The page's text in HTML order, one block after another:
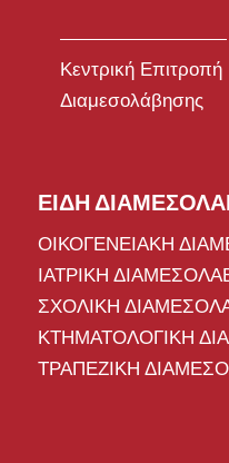
Κεντρική Επιτροπή
Διαμεσολάβησης
ΕΙΔΗ
ΟΙΚΟΓΕΝΕΙΑΚΗ
ΙΑΤΡΙΚΗ
ΣΧΟΛΙΚΗ
ΚΤΗΜΑΤΟΛΟΓΙΚΗ
ΤΡΑΠΕΖΙΚΗ